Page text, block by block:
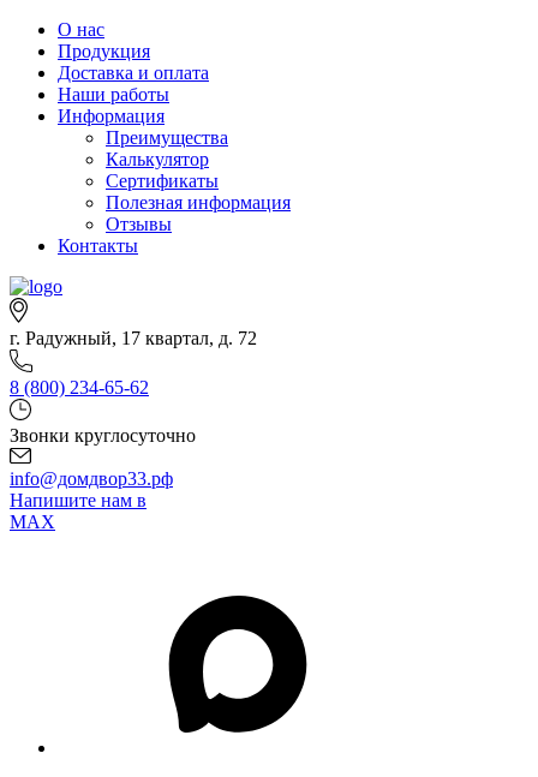
О нас
Продукция
Доставка и оплата
Наши работы
Информация
Преимущества
Калькулятор
Сертификаты
Полезная информация
Отзывы
Контакты
г. Радужный, 17 квартал, д. 72
8 (800) 234-65-62
Звонки круглосуточно
info@домдвор33.рф
Напишите нам в
MAX